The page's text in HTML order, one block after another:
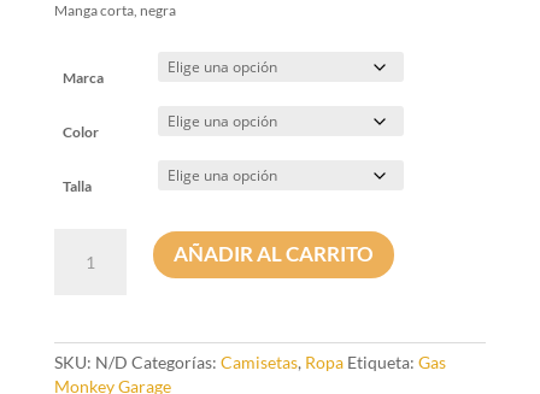
Manga corta, negra
Marca
Color
Talla
AÑADIR AL CARRITO
SKU: N/D Categorías: Camisetas, Ropa Etiqueta: Gas
Monkey Garage